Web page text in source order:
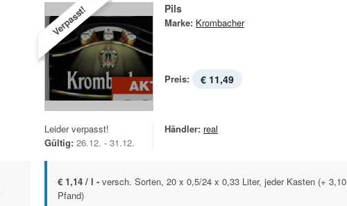
Verpasst! Pils
Marke: Krombacher
Preis: € 11,49
Leider verpasst!
Gültig: 26.12. - 31.12.
Händler: real
€ 1,14 / l - versch. Sorten, 20 x 0,5/24 x 0,33 Liter, jeder Kasten (+ 3,10
Pfand)